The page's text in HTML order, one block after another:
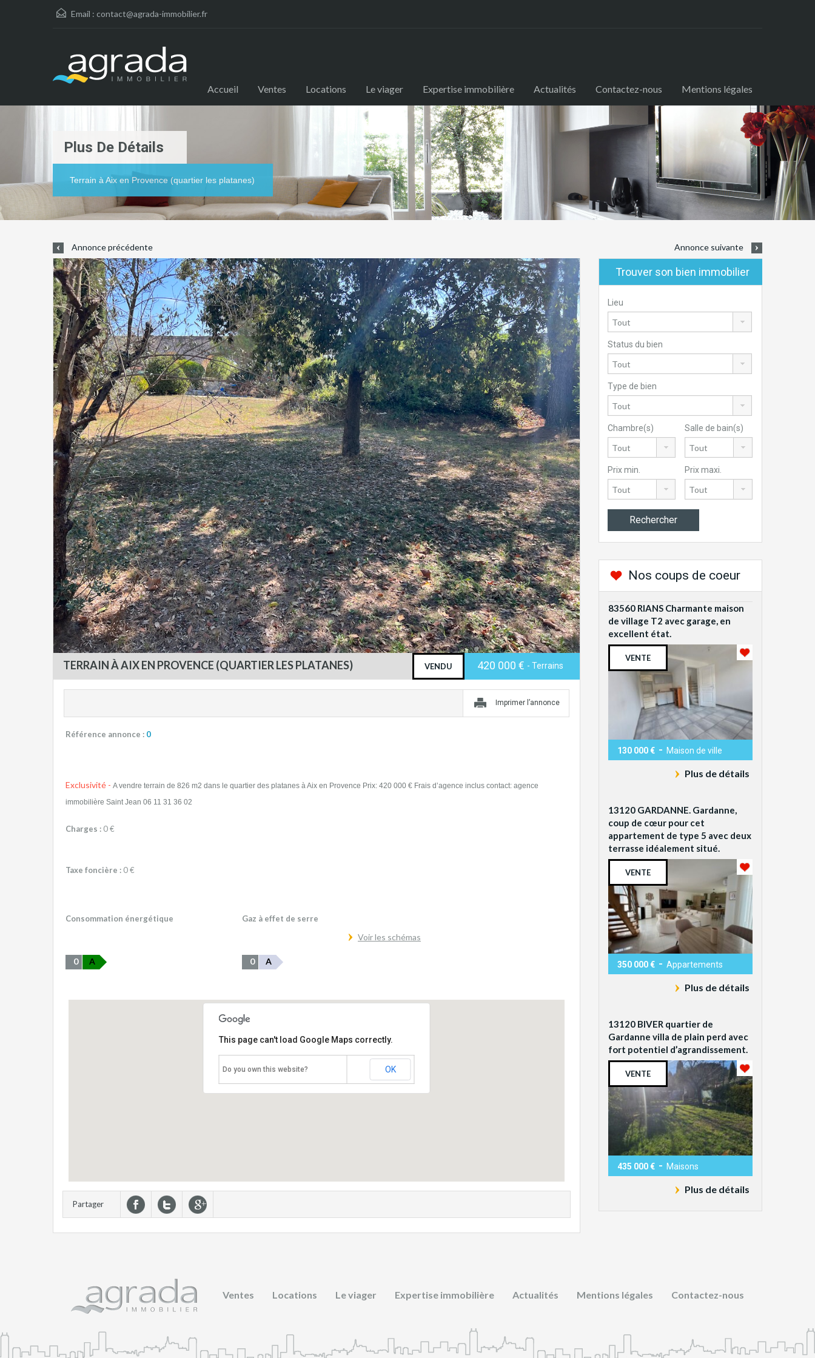
Email : contact@agrada-immobilier.fr
Accueil Ventes Locations Le viager Expertise immobilière Actualités Contactez-nous Mentions légales
Plus De Détails
Terrain à Aix en Provence (quartier les platanes)
Annonce précédente Annonce suivante
TERRAIN À AIX EN PROVENCE (QUARTIER LES PLATANES) VENDU 420 000 € - Terrains
Imprimer l’annonce
Référence annonce : 0
Exclusivité - A vendre terrain de 826 m2 dans le quartier des platanes à Aix en Provence Prix: 420 000 € Frais d’agence inclus contact: agence
immobilière Saint Jean 06 11 31 36 02
Charges : 0 €
Taxe foncière : 0 €
Consommation énergétique
0 A
Gaz à effet de serre
0 A
Voir les schémas
This page can't load Google Maps correctly.
Do you own this website? OK
Partager
Trouver son bien immobilier
Lieu
Status du bien
Type de bien
Chambre(s) Salle de bain(s)
Prix min. Prix maxi.
Nos coups de coeur
83560 RIANS Charmante maison
de village T2 avec garage, en
excellent état.
VENTE
130 000 € - Maison de ville
Plus de détails
13120 GARDANNE. Gardanne,
coup de cœur pour cet
appartement de type 5 avec deux
terrasse idéalement situé.
VENTE
350 000 € - Appartements
Plus de détails
13120 BIVER quartier de
Gardanne villa de plain perd avec
fort potentiel d’agrandissement.
VENTE
435 000 € - Maisons
Plus de détails
Ventes Locations Le viager Expertise immobilière Actualités Mentions légales Contactez-nous